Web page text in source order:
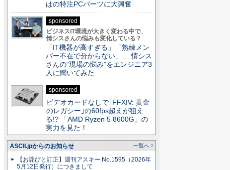
はの特注PCパーツに大興奮
sponsored
ビジネスIT環境が大きく変わる中で、
情シスさんの悩みも変化している？
「IT機器が高すぎる」「熟練メン
バー不在で分からない」… 情シス
さんの“現場の悩み”をエンジニア3
人に聞いてみた
sponsored
ビデオカードなしで｢FFXIV: 黄金
のレガシー｣の60fps超えが狙え
る!? 「AMD Ryzen 5 8600G」の
実力を見た！
ASCII.jpからのお知らせ 一覧へ
【お詫びと訂正】週刊アスキー No.1595（2026年
5月12日発行）につきまして